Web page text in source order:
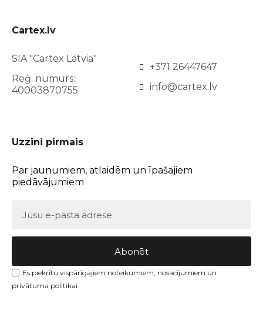
Cartex.lv
SIA "Cartex Latvia"
Reģ. numurs:
40003870755
+371 26447647
info@cartex.lv
Uzzini pirmais
Par jaunumiem, atlaidēm un īpašajiem
piedāvājumiem
Abonēt
Es piekrītu vispārīgajiem noteikumiem, nosacījumiem un
privātuma politikai